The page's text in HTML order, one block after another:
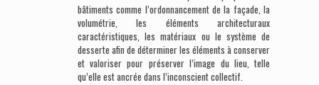
bâtiments comme l’ordonnancement de la façade, la
volumétrie, les éléments architecturaux
caractéristiques, les matériaux ou le système de
desserte afin de déterminer les éléments à conserver
et valoriser pour préserver l’image du lieu, telle
qu’elle est ancrée dans l’inconscient collectif.